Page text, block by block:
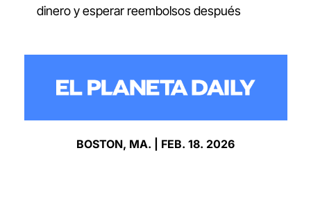
dinero y esperar reembolsos después
BOSTON, MA. | FEB. 18. 2026